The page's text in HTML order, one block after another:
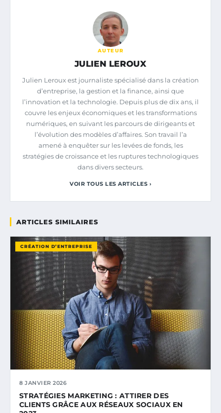
AUTEUR
JULIEN LEROUX
Julien Leroux est journaliste spécialisé dans la création
d’entreprise, la gestion et la finance, ainsi que
l’innovation et la technologie. Depuis plus de dix ans, il
couvre les enjeux économiques et les transformations
numériques, en suivant les parcours de dirigeants et
l’évolution des modèles d’affaires. Son travail l’a
amené à enquêter sur les levées de fonds, les
stratégies de croissance et les ruptures technologiques
dans divers secteurs.
VOIR TOUS LES ARTICLES ›
ARTICLES SIMILAIRES
CRÉATION D’ENTREPRISE
8 JANVIER 2026
STRATÉGIES MARKETING : ATTIRER DES
CLIENTS GRÂCE AUX RÉSEAUX SOCIAUX EN